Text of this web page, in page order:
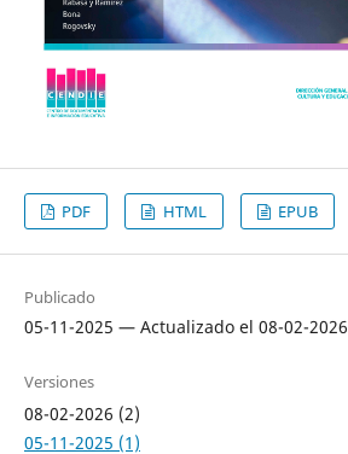
PDF HTML EPUB
Publicado
05-11-2025 — Actualizado el 08-02-2026
Versiones
08-02-2026 (2)
05-11-2025 (1)